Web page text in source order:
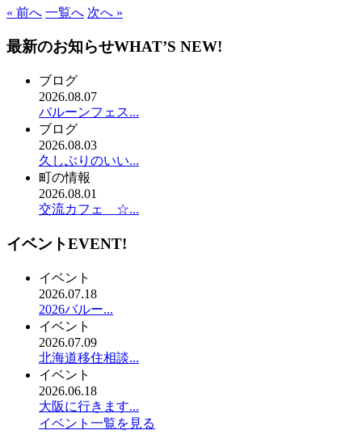
« 前へ 一覧へ 次へ »
最新のお知らせWHAT’S NEW!
ブログ
2026.08.07
バルーンフェス...
ブログ
2026.08.03
久しぶりのいい...
町の情報
2026.08.01
交流カフェ ☆...
イベントEVENT!
イベント
2026.07.18
2026バルー...
イベント
2026.07.09
北海道移住相談...
イベント
2026.06.18
大阪に行きます...
イベント一覧を見る